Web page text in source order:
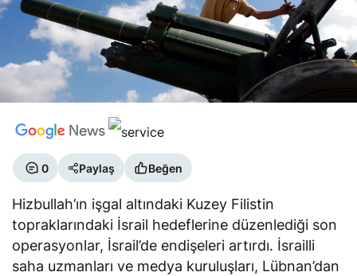
0 Paylaş Beğen
Hizbullah’ın işgal altındaki Kuzey Filistin
topraklarındaki İsrail hedeflerine düzenlediği son
operasyonlar, İsrail’de endişeleri artırdı. İsrailli
saha uzmanları ve medya kuruluşları, Lübnan’dan